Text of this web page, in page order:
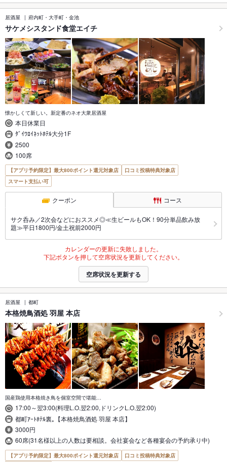
居酒屋 府内町・大手町・金池
サケメシスタンド食堂エイチ
懐かしくて新しい。新定番のネオ大衆居酒屋
本日休業日
ﾀﾞｲﾜﾛｲﾈｯﾄﾎﾃﾙ大分1F
2500
100席
【アプリ予約限定】最大800ポイント還元対象店
口コミ投稿特典対象店
スマート支払い可
クーポン コース
サク呑み／2次会などにおススメ◎≪生ビールもOK！90分単品飲み放
題≫平日1800円/金土祝前2000円
カレンダーの更新に失敗しました。
下記ボタンを押して空席状況を更新してください。
空席状況を更新する
居酒屋 都町
本格焼鳥酒処 羽屋 本店
国産鶏使用本格焼き鳥を個室空間で堪能…
17:00～翌3:00(料理L.O.翌2:00,ドリンクL.O.翌2:00)
都町ｱｰﾄﾎﾃﾙ裏｡【本格焼鳥酒処 羽屋 本店】
3000円
60席(31名様以上の人数は要相談。会社宴会など各種宴会の予約承り中)
【アプリ予約限定】最大800ポイント還元対象店
口コミ投稿特典対象店